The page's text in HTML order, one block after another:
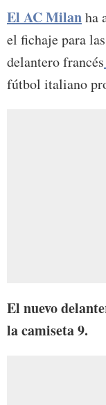
El AC Milanha
el fichaje para
delantero francés
fútbol italiano
El nuevo
la camiseta 9.